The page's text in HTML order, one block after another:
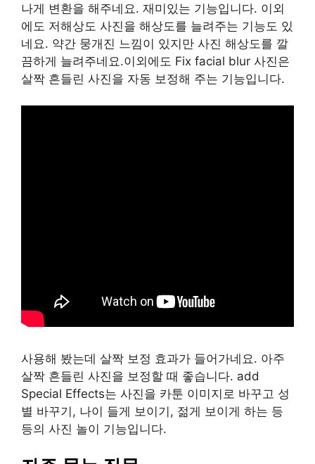
나게 변환을 해주네요. 재미있는 기능입니다. 이외
에도 저해상도 사진을 해상도를 늘려주는 기능도 있
네요. 약간 뭉개진 느낌이 있지만 사진 해상도를 깔
끔하게 늘려주네요.이외에도 Fix facial blur 사진은
살짝 흔들린 사진을 자동 보정해 주는 기능입니다.
사용해 봤는데 살짝 보정 효과가 들어가네요. 아주
살짝 흔들린 사진을 보정할 때 좋습니다. add
Special Effects는 사진을 카툰 이미지로 바꾸고 성
별 바꾸기, 나이 들게 보이기, 젊게 보이게 하는 등
등의 사진 놀이 기능입니다.